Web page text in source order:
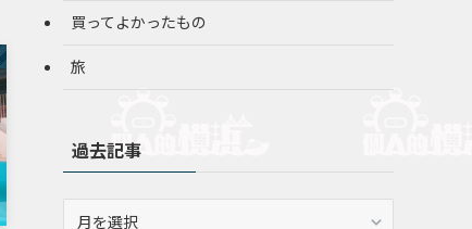
買ってよかったもの
旅
過去記事